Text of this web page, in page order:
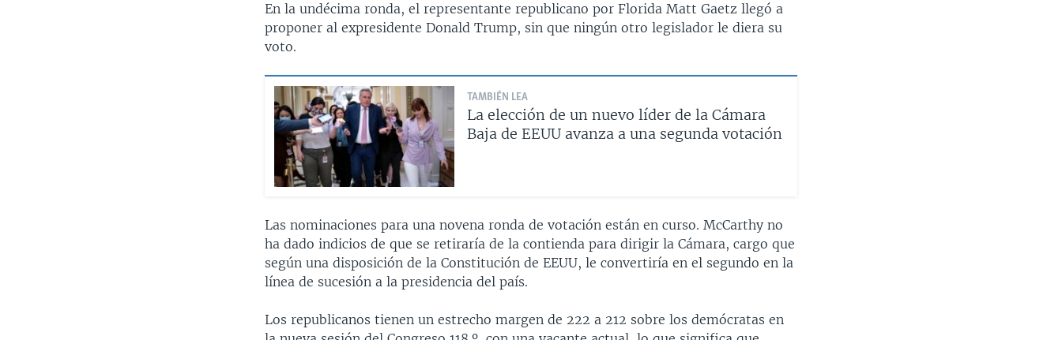
En la undécima ronda, el representante republicano por Florida Matt Gaetz llegó a
proponer al expresidente Donald Trump, sin que ningún otro legislador le diera su
voto.
TAMBIÉN LEA
La elección de un nuevo líder de la Cámara
Baja de EEUU avanza a una segunda votación
Las nominaciones para una novena ronda de votación están en curso. McCarthy no
ha dado indicios de que se retiraría de la contienda para dirigir la Cámara, cargo que
según una disposición de la Constitución de EEUU, le convertiría en el segundo en la
línea de sucesión a la presidencia del país.
Los republicanos tienen un estrecho margen de 222 a 212 sobre los demócratas en